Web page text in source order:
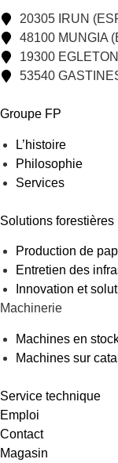
20305 IRUN
48100 MUNGIA
19300
53540
Groupe FP
L’histoire
Philosophie
Services
Solutions forestières
Production de
Entretien des
Innovation et
Machinerie
Machines en
Machines sur
Service technique
Emploi
Contact
Magasin